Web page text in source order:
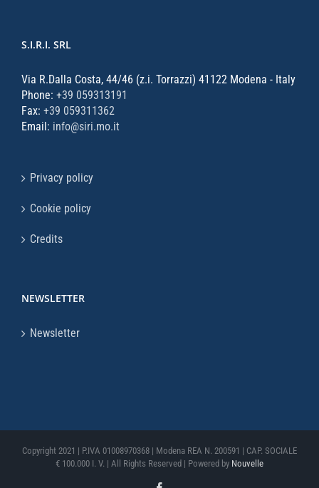
S.I.R.I. SRL
Via R.Dalla Costa, 44/46 (z.i. Torrazzi) 41122 Modena - Italy
Phone: +39 059313191
Fax: +39 059311362
Email: info@siri.mo.it
Privacy policy
Cookie policy
Credits
NEWSLETTER
Newsletter
Copyright 2021 | P.IVA 01008970368 | Modena REA N. 200591 | CAP. SOCIALE
€ 100.000 I. V. | All Rights Reserved | Powered by Nouvelle